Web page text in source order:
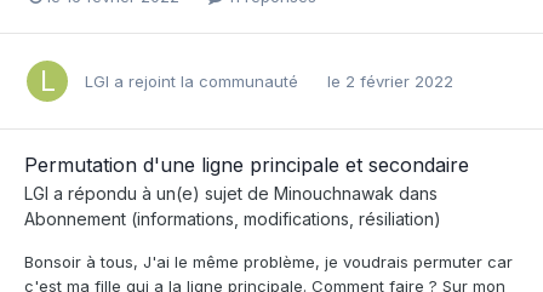
LGI a rejoint la communauté le 2 février 2022
Permutation d'une ligne principale et secondaire
LGI a répondu à un(e) sujet de Minouchnawak dans
Abonnement (informations, modifications, résiliation)
Bonsoir à tous, J'ai le même problème, je voudrais permuter car
c'est ma fille qui a la ligne principale. Comment faire ? Sur mon